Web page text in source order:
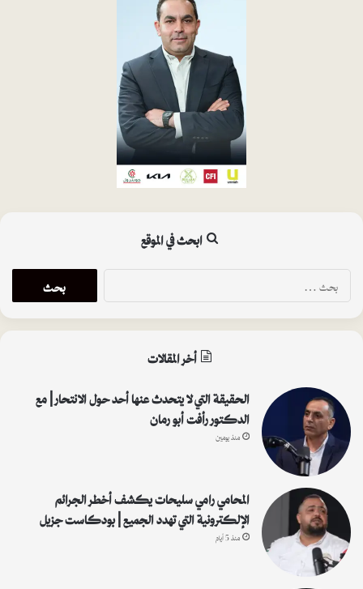
ابحث في الموقع
ب
ح
:
أخر المقالات
الحقيقة التي لا يتحدث عنها أحد حول الانتحار | مع
الدكتور رأفت أبو رمان
منذ يومين
المحامي رامي سليحات يكشف أخطر الجرائم
الإلكترونية التي تهدد الجميع | بودكاست جزيل
منذ 5 أيام